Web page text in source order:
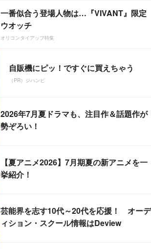
一番似合う登場人物は…『VIVANT』限定
ウオッチ
オリコンタイアップ特集
自販機にピッ！ですぐに買えちゃう
（PR）ジハンピ
2026年7月夏ドラマも、注目作＆話題作が
勢ぞろい！
【夏アニメ2026】7月期夏の新アニメを一
挙紹介！
芸能界を志す10代～20代を応援！ オーデ
ィション・スクール情報はDeview